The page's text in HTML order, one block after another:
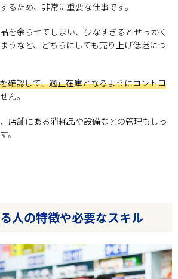
るため、非常に重要な仕事です。
を余らせてしまい、少なすぎるとせっかく
うなど、どちらにしても売り上げ低迷につ
確認して、適正在庫となるようにコントロ
ん。
店舗にある消耗品や設備などの管理もしっ
。
人の特徴や必要なスキル